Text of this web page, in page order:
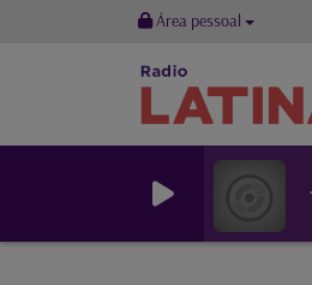
Área pessoal